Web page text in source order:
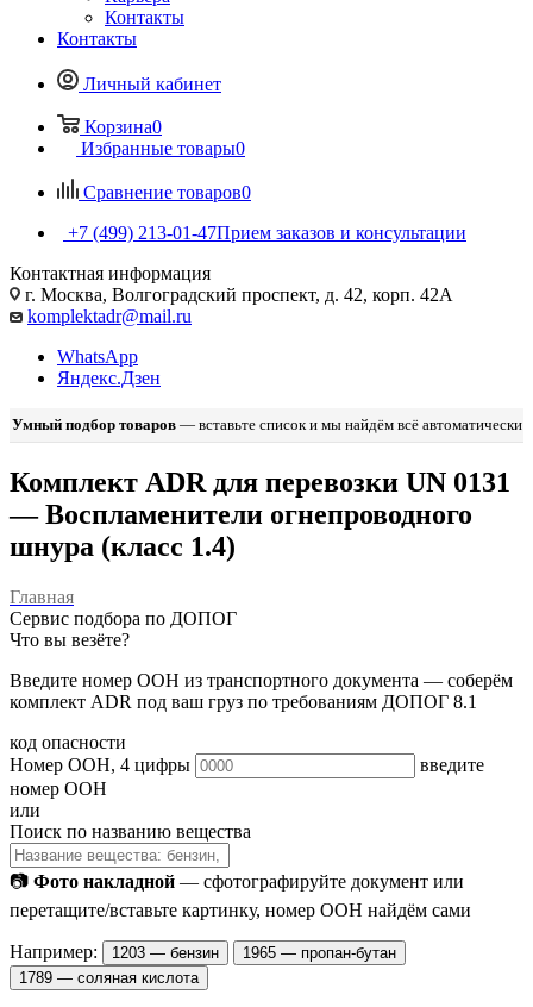
Контакты
Контакты
Личный кабинет
Корзина0
Избранные товары0
Сравнение товаров0
+7 (499) 213-01-47Прием заказов и консультации
Контактная информация
г. Москва, Волгоградский проспект, д. 42, корп. 42А
komplektadr@mail.ru
WhatsApp
Яндекс.Дзен
Умный подбор товаров— вставьте список и мы найдём всё автоматически
Комплект ADR для перевозки UN 0131
— Воспламенители огнепроводного
шнура (класс 1.4)
Главная
Сервис подбора по ДОПОГ
Что вы везёте?
Введите номер ООН из транспортного документа — соберём
комплект ADR под ваш груз по требованиям ДОПОГ 8.1
код опасности
Номер ООН, 4 цифры
введите
номер ООН
или
Поиск по названию вещества
📷 Фото накладной — сфотографируйте документ или
перетащите/вставьте картинку, номер ООН найдём сами
Например: 1203 — бензин
1965 — пропан-бутан
1789 — соляная кислота